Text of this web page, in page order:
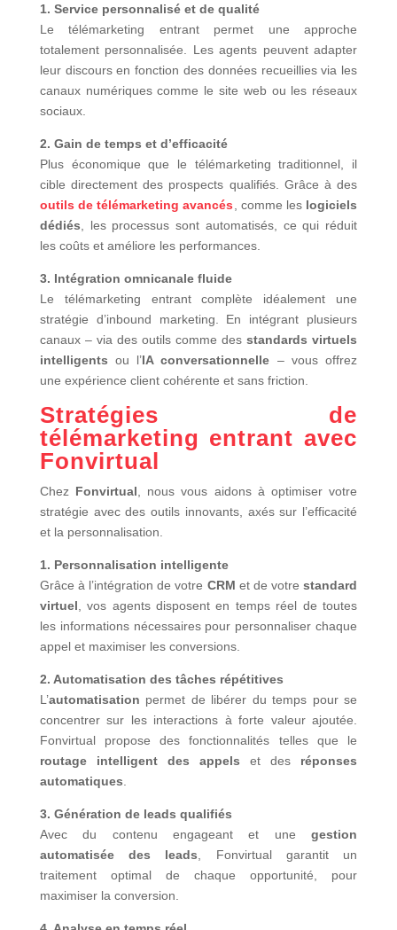
1. Service personnalisé et de qualité
Le télémarketing entrant permet une approche
totalement personnalisée. Les agents peuvent adapter
leur discours en fonction des données recueillies via les
canaux numériques comme le site web ou les réseaux
sociaux.
2. Gain de temps et d’efficacité
Plus économique que le télémarketing traditionnel, il
cible directement des prospects qualifiés. Grâce à des
outils de télémarketing avancés , comme les logiciels
dédiés , les processus sont automatisés, ce qui réduit
les coûts et améliore les performances.
3. Intégration omnicanale fluide
Le télémarketing entrant complète idéalement une
stratégie d’inbound marketing. En intégrant plusieurs
canaux – via des outils comme desstandards virtuels
intelligents ou l’IA conversationnelle – vous offrez
une expérience client cohérente et sans friction.
Stratégies de
télémarketing entrant avec
Fonvirtual
Chez Fonvirtual , nous vous aidons à optimiser votre
stratégie avec des outils innovants, axés sur l’efficacité
et la personnalisation.
1. Personnalisation intelligente
Grâce à l’intégration de votre CRM et de votrestandard
virtuel , vos agents disposent en temps réel de toutes
les informations nécessaires pour personnaliser chaque
appel et maximiser les conversions.
2. Automatisation des tâches répétitives
L’automatisation permet de libérer du temps pour se
concentrer sur les interactions à forte valeur ajoutée.
Fonvirtual propose des fonctionnalités telles que le
routage intelligent des appels et des réponses
automatiques
3. Génération de leads qualifiés
Avec du contenu engageant et unegestion
automatisée des leads , Fonvirtual garantit un
traitement optimal de chaque opportunité, pour
maximiser la conversion.